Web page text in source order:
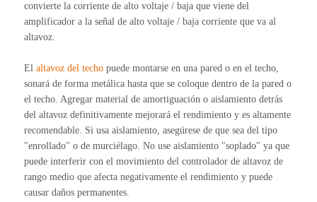
convierte la corriente de alto voltaje / baja que viene del
amplificador a la señal de alto voltaje / baja corriente que va al
altavoz.
Elaltavoz del techo puede montarse en una pared o en el techo,
sonará de forma metálica hasta que se coloque dentro de la pared o
el techo. Agregar material de amortiguación o aislamiento detrás
del altavoz definitivamente mejorará el rendimiento y es altamente
recomendable. Si usa aislamiento, asegúrese de que sea del tipo
"enrollado" o de murciélago. No use aislamiento "soplado" ya que
puede interferir con el movimiento del controlador de altavoz de
rango medio que afecta negativamente el rendimiento y puede
causar daños permanentes.